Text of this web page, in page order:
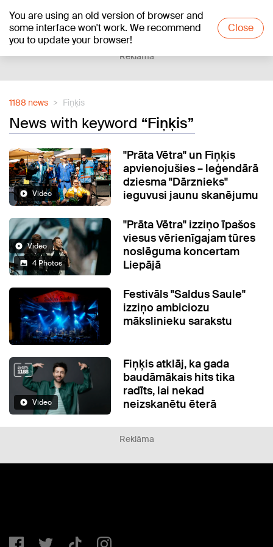
You are using an old version of browser and
some interface won't work. We recommend
you to update your browser!
Close
+12°C
Reklāma
1188 news Fiņķis
News with keyword “Fiņķis”
Video
"Prāta Vētra" un Fiņķis
apvienojušies – leģendārā
dziesma "Dārznieks"
ieguvusi jaunu skanējumu
Video
4 Photos
"Prāta Vētra" izziņo īpašos
viesus vērienīgajam tūres
noslēguma koncertam
Liepājā
Festivāls "Saldus Saule"
izziņo ambiciozu
mākslinieku sarakstu
Video
Fiņķis atklāj, ka gada
baudāmākais hits tika
radīts, lai nekad
neizskanētu ēterā
Reklāma